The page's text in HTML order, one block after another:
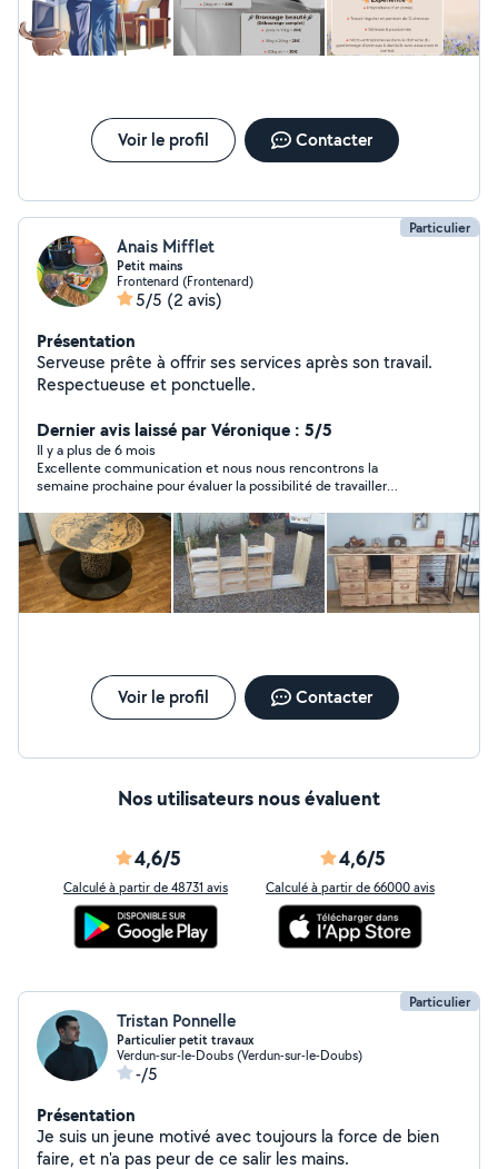
vos petites boules de poils, je suis maintenant auto-
entrepeuse. Je prends également les CESU
Voir le profil Contacter
Particulier
Anais Mifflet
Petit mains
Frontenard (Frontenard)
5/5 (2 avis)
Présentation
Serveuse prête à offrir ses services après son travail.
Respectueuse et ponctuelle.
Dernier avis laissé par Véronique : 5/5
Il y a plus de 6 mois
Excellente communication et nous nous rencontrons la
semaine prochaine pour évaluer la possibilité de travailler
Voir le profil Contacter
Nos utilisateurs nous évaluent
4,6/5
Calculé à partir de 48731 avis
4,6/5
Calculé à partir de 66000 avis
Particulier
Tristan Ponnelle
Particulier petit travaux
Verdun-sur-le-Doubs (Verdun-sur-le-Doubs)
-/5
Présentation
Je suis un jeune motivé avec toujours la force de bien
faire, et n'a pas peur de ce salir les mains.